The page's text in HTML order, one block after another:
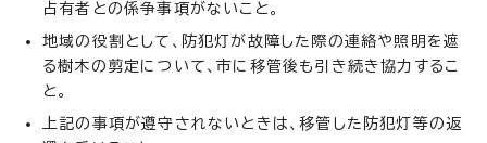
占有者との係争事項がないこと。
地域の役割として、防犯灯が故障した際の連絡や照明を遮
る樹木の剪定について、市に移管後も引き続き協力するこ
と。
上記の事項が遵守されないときは、移管した防犯灯等の返